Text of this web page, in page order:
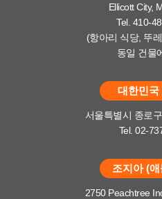
Ellicott City,
Tel. 410-
(항아리 식당, 뚜
동일 건물
대한민국
서울특별시 종로
Tel. 02-
조지아 (
2750 Peachtree